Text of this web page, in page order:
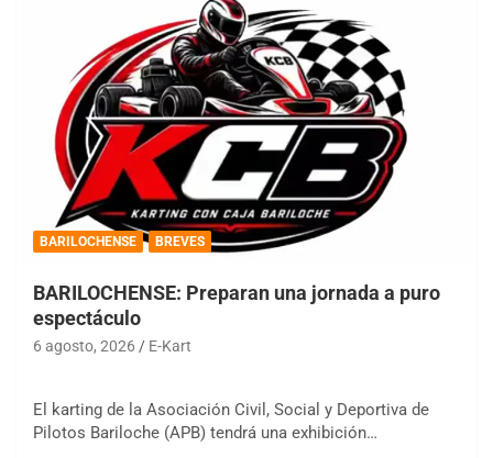
BARILOCHENSE BREVES
BARILOCHENSE: Preparan una jornada a puro
espectáculo
6 agosto, 2026 E-Kart
El karting de la Asociación Civil, Social y Deportiva de
Pilotos Bariloche (APB) tendrá una exhibición…